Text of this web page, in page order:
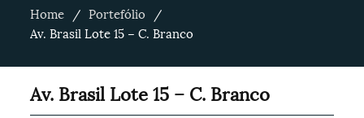
Home
Portefólio
Av. Brasil Lote 15 – C. Branco
Av. Brasil Lote 15 – C. Branco